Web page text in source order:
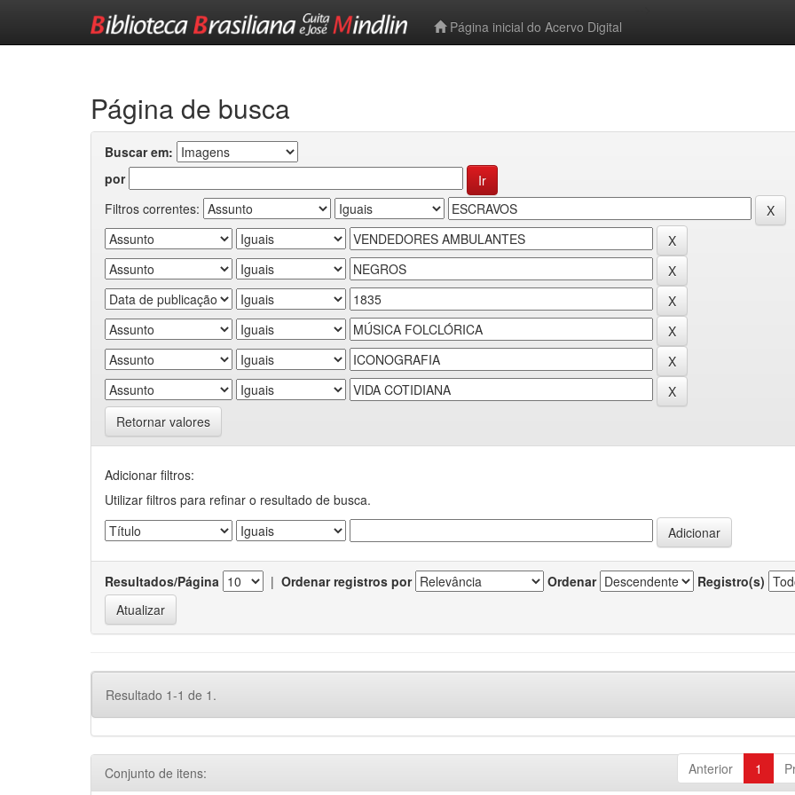
Página inicial do Acervo Digital
Página de busca
Buscar em:
por
Filtros correntes:
Retornar valores
Adicionar filtros:
Utilizar filtros para refinar o resultado de busca.
Resultados/Página | Ordenar registros por Ordenar Registro(s)
Resultado 1-1 de 1.
Anterior 1
Conjunto de itens: